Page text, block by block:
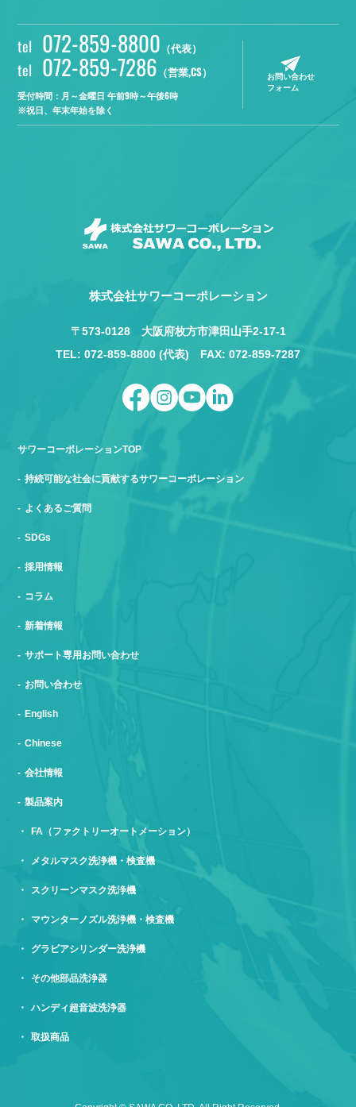
tel 072-859-8800 （代表）
tel 072-859-7286 （営業,CS）
受付時間：月～金曜日 午前9時～午後6時
※祝日、年末年始を除く
お問い合わせ
フォーム
株式会社サワーコーポレーション
〒573-0128 大阪府枚方市津田山手2-17-1
TEL: 072-859-8800 (代表) FAX: 072-859-7287
サワーコーポレーションTOP
持続可能な社会に貢献するサワーコーポレーション
よくあるご質問
SDGs
採用情報
コラム
新着情報
サポート専用お問い合わせ
お問い合わせ
English
Chinese
会社情報
製品案内
FA（ファクトリーオートメーション）
メタルマスク洗浄機・検査機
スクリーンマスク洗浄機
マウンターノズル洗浄機・検査機
グラビアシリンダー洗浄機
その他部品洗浄器
ハンディ超音波洗浄器
取扱商品